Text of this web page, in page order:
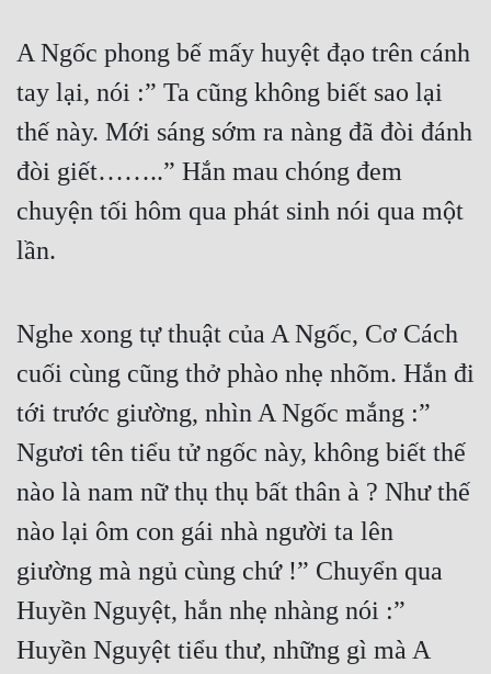
Quân Sự
Sảng Văn
Sắc
Sủng
Tiên Hiệp
Tiểu Thuyết
Trinh Thám
Triều Đấu
Trọng Sinh
Tu Chân
Tu Tiên
A Ngốc phong bế mấy huyệt đạo trên cánh
tay lại, nói :” Ta cũng không biết sao lại
thế này. Mới sáng sớm ra nàng đã đòi đánh
đòi giết……..” Hắn mau chóng đem
chuyện tối hôm qua phát sinh nói qua một
lần.
Nghe xong tự thuật của A Ngốc, Cơ Cách
cuối cùng cũng thở phào nhẹ nhõm. Hắn đi
tới trước giường, nhìn A Ngốc mắng :”
Ngươi tên tiểu tử ngốc này, không biết thế
nào là nam nữ thụ thụ bất thân à ? Như thế
nào lại ôm con gái nhà người ta lên
giường mà ngủ cùng chứ !” Chuyển qua
Huyền Nguyệt, hắn nhẹ nhàng nói :”
Huyền Nguyệt tiểu thư, những gì mà A